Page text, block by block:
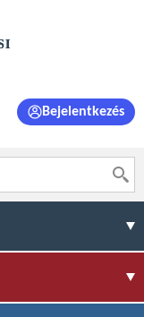
Bejelentkezés